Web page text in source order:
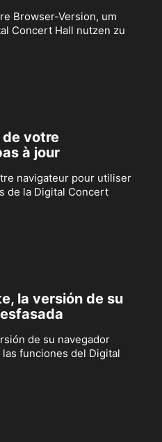
Browser-Version, um
Concert Hall nutzen zu
de votre
à jour
navigateur pour utiliser
de la Digital Concert
la versión de su
de su navegador
funciones del Digital